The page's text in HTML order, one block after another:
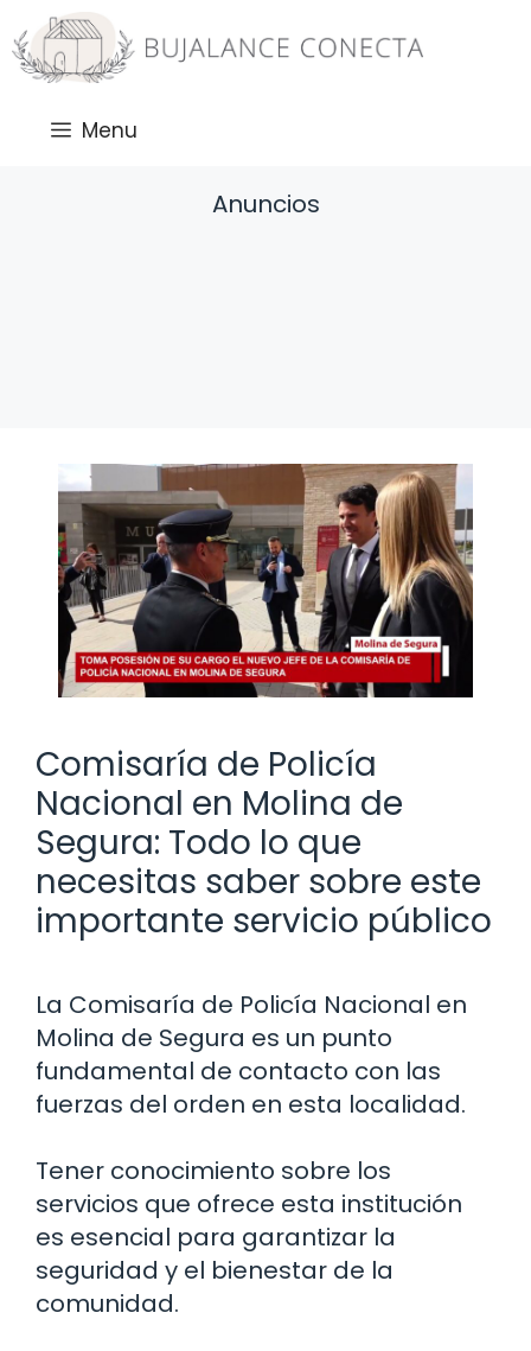
Saltar
al
contenido
Menu
Anuncios
Comisaría de Policía
Nacional en Molina de
Segura: Todo lo que
necesitas saber sobre este
importante servicio público
La Comisaría de Policía Nacional en
Molina de Segura es un punto
fundamental de contacto con las
fuerzas del orden en esta localidad.
Tener conocimiento sobre los
servicios que ofrece esta institución
es esencial para garantizar la
seguridad y el bienestar de la
comunidad.